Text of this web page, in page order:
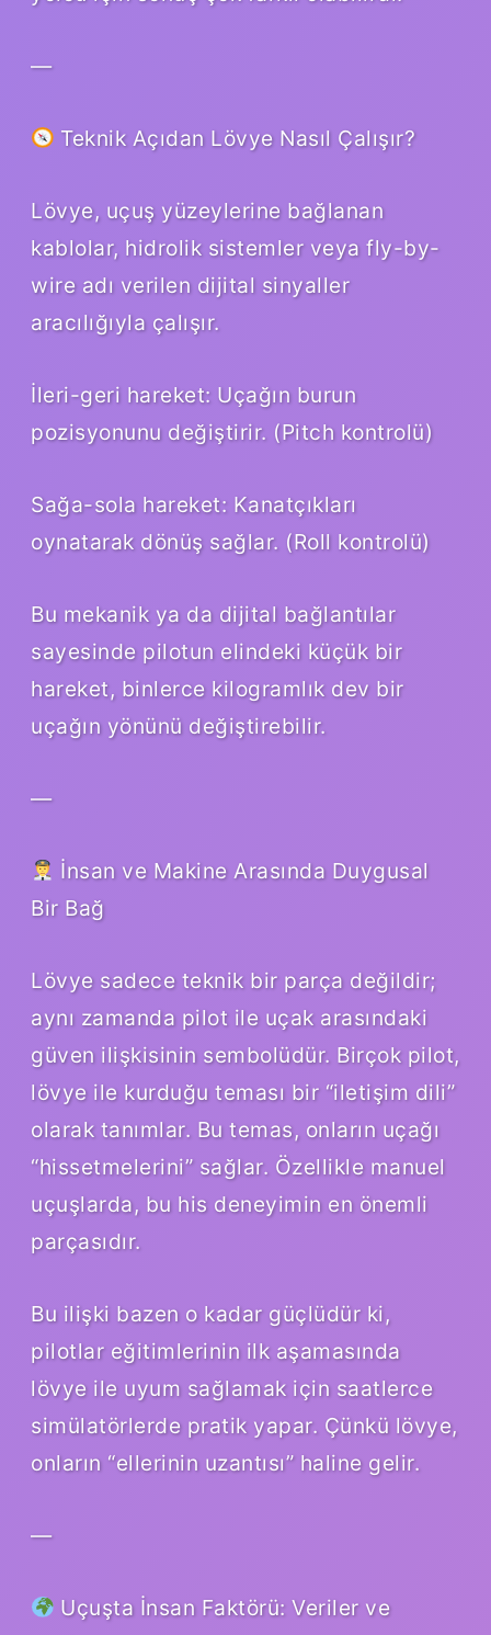
—
Teknik Açıdan Lövye Nasıl Çalışır?
Lövye, uçuş yüzeylerine bağlanan
kablolar, hidrolik sistemler veya fly-by-
wire adı verilen dijital sinyaller
aracılığıyla çalışır.
İleri-geri hareket: Uçağın burun
pozisyonunu değiştirir. (Pitch kontrolü)
Sağa-sola hareket: Kanatçıkları
oynatarak dönüş sağlar. (Roll kontrolü)
Bu mekanik ya da dijital bağlantılar
sayesinde pilotun elindeki küçük bir
hareket, binlerce kilogramlık dev bir
uçağın yönünü değiştirebilir.
—
İnsan ve Makine Arasında Duygusal
Bir Bağ
Lövye sadece teknik bir parça değildir;
aynı zamanda pilot ile uçak arasındaki
güven ilişkisinin sembolüdür. Birçok pilot,
lövye ile kurduğu teması bir “iletişim dili”
olarak tanımlar. Bu temas, onların uçağı
“hissetmelerini” sağlar. Özellikle manuel
uçuşlarda, bu his deneyimin en önemli
parçasıdır.
Bu ilişki bazen o kadar güçlüdür ki,
pilotlar eğitimlerinin ilk aşamasında
lövye ile uyum sağlamak için saatlerce
simülatörlerde pratik yapar. Çünkü lövye,
onların “ellerinin uzantısı” haline gelir.
—
Uçuşta İnsan Faktörü: Veriler ve